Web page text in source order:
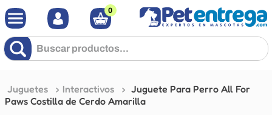
0
Buscar productos...
Juguetes Interactivos
Juguete Para Perro All For
Paws Costilla de Cerdo Amarilla